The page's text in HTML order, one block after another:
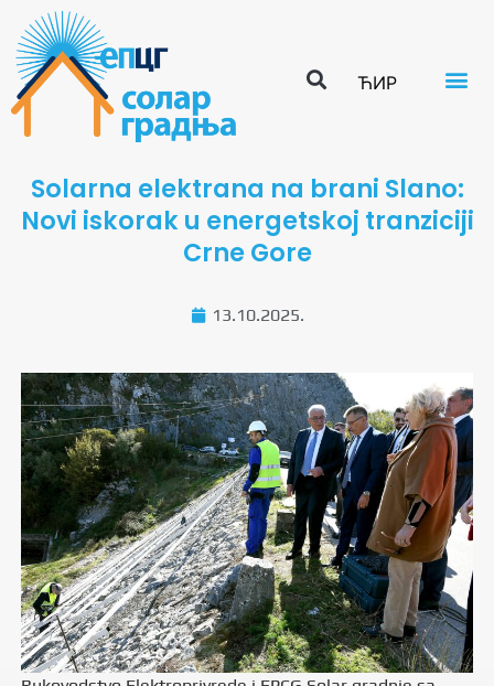
ЋИР
Solarna elektrana na brani Slano:
Novi iskorak u energetskoj tranziciji
Crne Gore
13.10.2025.